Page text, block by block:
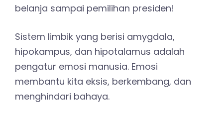
belanja sampai pemilihan presiden!
Sistem limbik yang berisi amygdala,
hipokampus, dan hipotalamus adalah
pengatur emosi manusia. Emosi
membantu kita eksis, berkembang, dan
menghindari bahaya.